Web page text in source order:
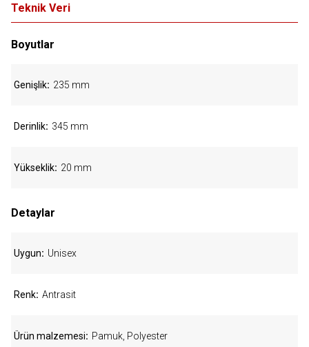
Teknik Veri
Boyutlar
Genişlik 235 mm
Derinlik 345 mm
Yükseklik 20 mm
Detaylar
Uygun Unisex
Renk Antrasit
Ürün malzemesi Pamuk, Polyester